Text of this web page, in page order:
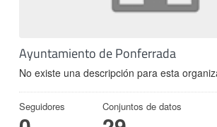
Ayuntamiento de Ponferrada
No existe una descripción para esta
Seguidores Conjuntos de datos